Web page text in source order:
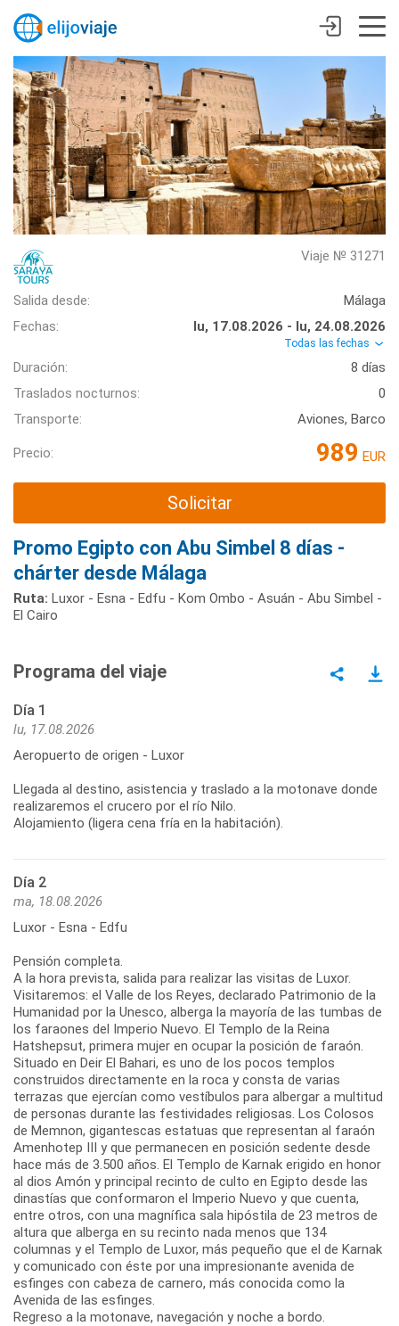
Viaje № 31271
Salida desde:
Málaga
Fechas:
lu, 17.08.2026 - lu, 24.08.2026
Todas las fechas
Duración:
8 días
Traslados nocturnos:
0
Transporte:
Aviones, Barco
Precio: 989 EUR
Solicitar
Promo Egipto con Abu Simbel 8 días -
chárter desde Málaga
Ruta: Luxor - Esna - Edfu - Kom Ombo - Asuán - Abu Simbel -
El Cairo
Programa del viaje
Día 1
lu, 17.08.2026
Aeropuerto de origen - Luxor
Llegada al destino, asistencia y traslado a la motonave donde
realizaremos el crucero por el río Nilo.
Alojamiento (ligera cena fría en la habitación).
Día 2
ma, 18.08.2026
Luxor - Esna - Edfu
Pensión completa.
A la hora prevista, salida para realizar las visitas de Luxor.
Visitaremos: el Valle de los Reyes, declarado Patrimonio de la
Humanidad por la Unesco, alberga la mayoría de las tumbas de
los faraones del Imperio Nuevo. El Templo de la Reina
Hatshepsut, primera mujer en ocupar la posición de faraón.
Situado en Deir El Bahari, es uno de los pocos templos
construidos directamente en la roca y consta de varias
terrazas que ejercían como vestíbulos para albergar a multitud
de personas durante las festividades religiosas. Los Colosos
de Memnon, gigantescas estatuas que representan al faraón
Amenhotep III y que permanecen en posición sedente desde
hace más de 3.500 años. El Templo de Karnak erigido en honor
al dios Amón y principal recinto de culto en Egipto desde las
dinastías que conformaron el Imperio Nuevo y que cuenta,
entre otros, con una magnífica sala hipóstila de 23 metros de
altura que alberga en su recinto nada menos que 134
columnas y el Templo de Luxor, más pequeño que el de Karnak
y comunicado con éste por una impresionante avenida de
esfinges con cabeza de carnero, más conocida como la
Avenida de las esfinges.
Regreso a la motonave, navegación y noche a bordo.